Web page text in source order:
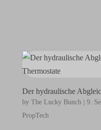
Der hydraulische
by The Lucky Bunch| 9.
PropTech